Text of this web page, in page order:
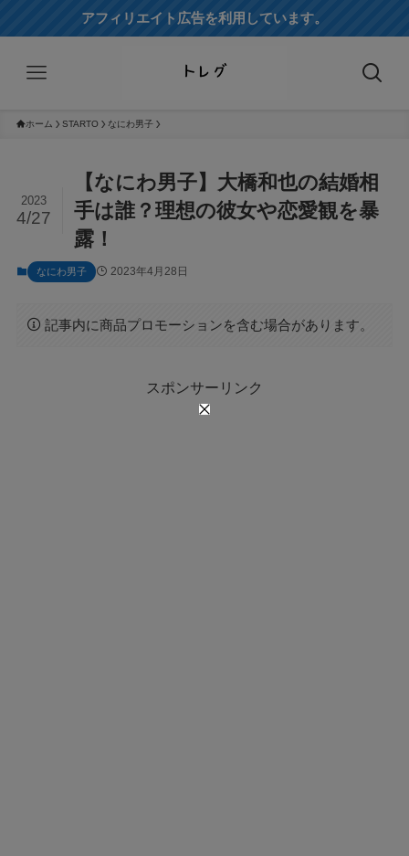
アフィリエイト広告を利用しています。
ホーム STARTO なにわ男子
【なにわ男子】大橋和也の結婚相
手は誰？理想の彼女や恋愛観を暴
露！
2023
4/27
なにわ男子 2023年4月28日
記事内に商品プロモーションを含む場合があります。
スポンサーリンク